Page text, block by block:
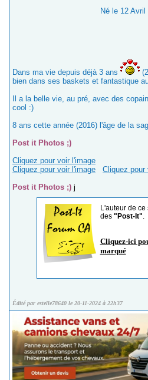
Né le 12 Avril
Dans ma vie depuis déjà 3 ans
bien dans ses baskets et fantastique
Il a la belle vie, au pré, avec des
cool :)
8 ans cette année (2016) l'âge de la
Post it Photos ;)
Cliquez pour voir l'image
Cliquez pour voir l'image
Cliquez pour
Post it Photos ;) j
L'auteur de
des "Post-It".
Cliquez-ici
marqué
Édité par estelle78640 le 20-11-2024 à 22h37